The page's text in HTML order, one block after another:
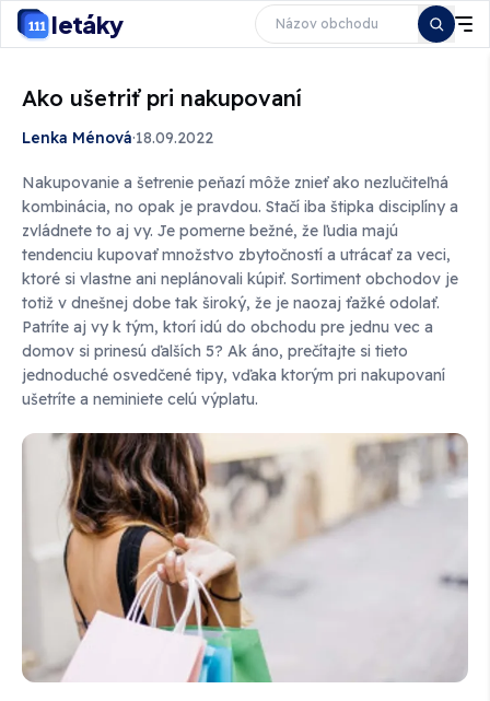
letáky
Ako ušetriť pri nakupovaní
Lenka Ménová·18.09.2022
Nakupovanie a šetrenie peňazí môže znieť ako nezlučiteľná
kombinácia, no opak je pravdou. Stačí iba štipka disciplíny a
zvládnete to aj vy. Je pomerne bežné, že ľudia majú
tendenciu kupovať množstvo zbytočností a utrácať za veci,
ktoré si vlastne ani neplánovali kúpiť. Sortiment obchodov je
totiž v dnešnej dobe tak široký, že je naozaj ťažké odolať.
Patríte aj vy k tým, ktorí idú do obchodu pre jednu vec a
domov si prinesú ďalších 5? Ak áno, prečítajte si tieto
jednoduché osvedčené tipy, vďaka ktorým pri nakupovaní
ušetríte a neminiete celú výplatu.